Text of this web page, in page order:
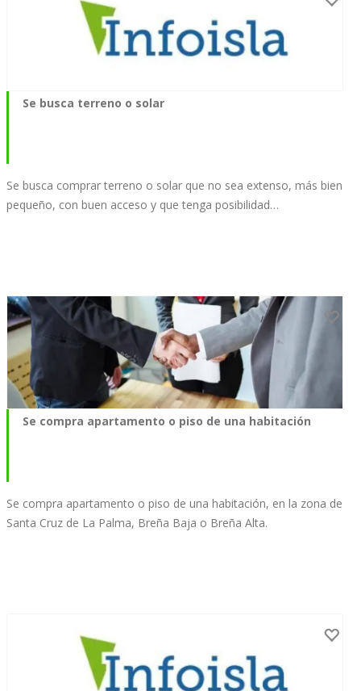
Se busca terreno o solar
Se busca comprar terreno o solar que no sea extenso, más bien
pequeño, con buen acceso y que tenga posibilidad…
Se compra apartamento o piso de una habitación
Se compra apartamento o piso de una habitación, en la zona de
Santa Cruz de La Palma, Breña Baja o Breña Alta.